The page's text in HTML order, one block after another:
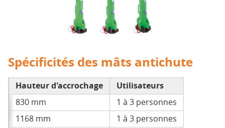
Spécificités des mâts antichute
Hauteur d'accrochage
Utilisateurs
830 mm
1 à 3 personnes
1168 mm
1 à 3 personnes